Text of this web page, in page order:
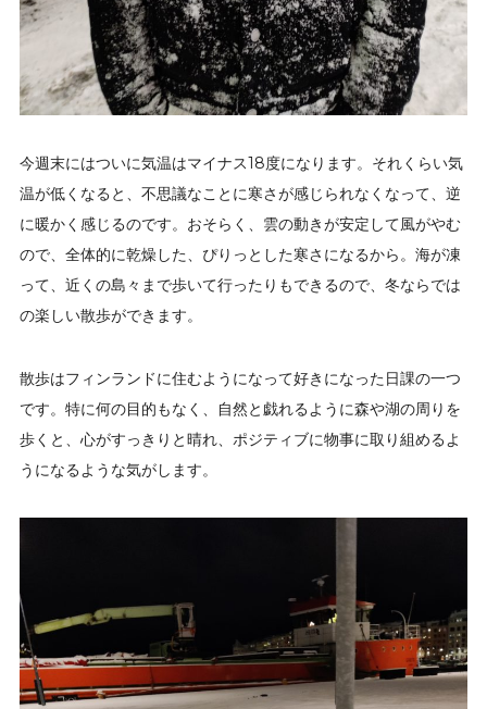
今週末にはついに気温はマイナス18度になります。それくらい気
温が低くなると、不思議なことに寒さが感じられなくなって、逆
に暖かく感じるのです。おそらく、雲の動きが安定して風がやむ
ので、全体的に乾燥した、ぴりっとした寒さになるから。海が凍
って、近くの島々まで歩いて行ったりもできるので、冬ならでは
の楽しい散歩ができます。
散歩はフィンランドに住むようになって好きになった日課の一つ
です。特に何の目的もなく、自然と戯れるように森や湖の周りを
歩くと、心がすっきりと晴れ、ポジティブに物事に取り組めるよ
うになるような気がします。